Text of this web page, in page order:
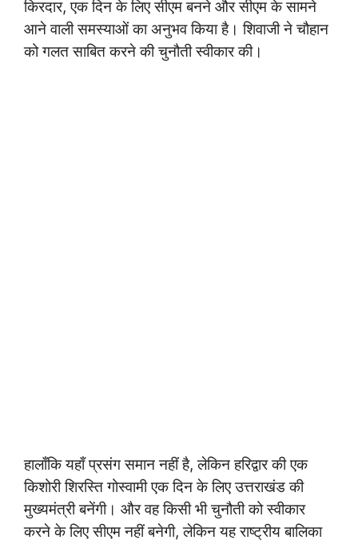
किरदार, एक दिन के लिए सीएम बनने और सीएम के सामने
आने वाली समस्याओं का अनुभव किया है। शिवाजी ने चौहान
को गलत साबित करने की चुनौती स्वीकार की।
हालाँकि यहाँ प्रसंग समान नहीं है, लेकिन हरिद्वार की एक
किशोरी शिरस्ति गोस्वामी एक दिन के लिए उत्तराखंड की
मुख्यमंत्री बनेंगी। और वह किसी भी चुनौती को स्वीकार
करने के लिए सीएम नहीं बनेगी, लेकिन यह राष्ट्रीय बालिका